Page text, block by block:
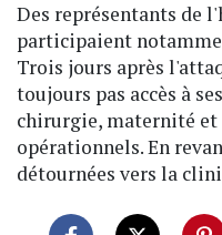
Des représentants de
participaient
Trois jours après
toujours pas accès à
chirurgie, maternité
opérationnels. En
détournées vers la